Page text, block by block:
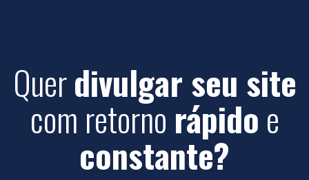
Querdivulgar seu site
com retorno rápidoe
constante?